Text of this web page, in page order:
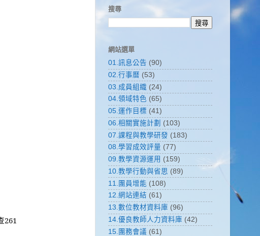
261
搜尋
網站選單
01.訊息公告 (90)
02.行事曆 (53)
03.成員組織 (24)
04.領域特色 (65)
05.運作目標 (41)
06.相關實施計劃 (103)
07.課程與教學研發 (183)
08.學習成效評量 (77)
09.教學資源運用 (159)
10.教學行動與省思 (89)
11.團員增能 (108)
12.網站連結 (61)
13.數位教材資料庫 (96)
14.優良教師人力資料庫 (42)
15.團務會議 (61)